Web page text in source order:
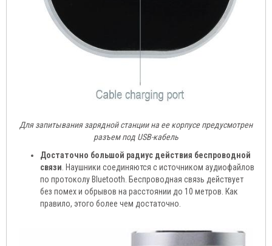
Для запитывания зарядной станции на ее корпусе предусмотрен
разъем под USB-кабель
Достаточно большой радиус действия беспроводной
связи. Наушники соединяются с источником аудиофайлов
по протоколу Bluetooth. Беспроводная связь действует
без помех и обрывов на расстоянии до 10 метров. Как
правило, этого более чем достаточно.